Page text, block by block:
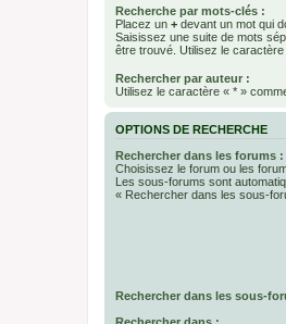
Recherche par mots-clés :
Placez un + devant un mot qui
Saisissez une suite de mots
être trouvé. Utilisez le
Rechercher par auteur :
Utilisez le caractère « * »
OPTIONS DE RECHERCHE
Rechercher dans les forums :
Choisissez le forum ou les
Les sous-forums sont
« Rechercher dans les sous-
Rechercher dans les sous-